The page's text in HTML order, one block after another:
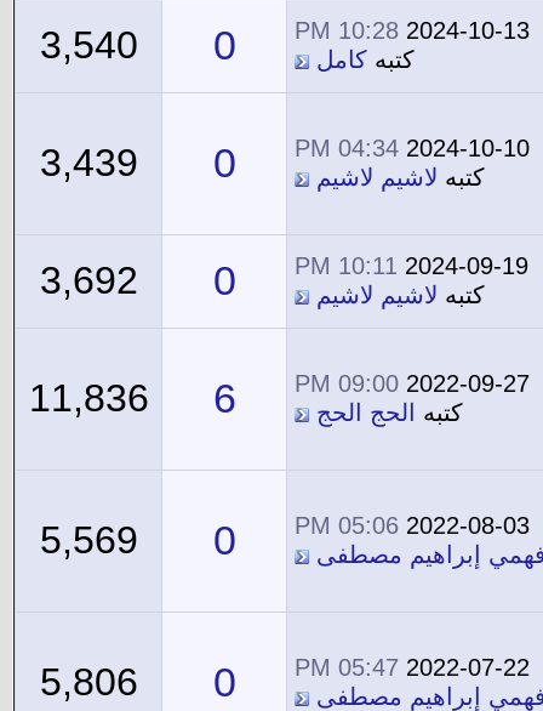
2024-10-13
10:28 PM
كتبه كامل 0
3,540
2024-10-10
04:34 PM
كتبه لاشيم لاشيم 0
3,439
2024-09-19
10:11 PM
كتبه لاشيم لاشيم 0
3,692
2022-09-27
09:00 PM
كتبه
الحج الحج 6
11,836
2022-08-03
05:06 PM
فهمي إبراهيم مصطفى
0
5,569
2022-07-22
05:47 PM
فهمي إبراهيم مصطفى
0
5,806